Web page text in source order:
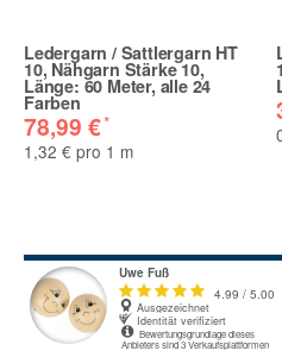
Ledergarn / Sattlergarn HT
10, Nähgarn Stärke 10,
Länge: 60 Meter, alle 24
Farben
78,99 €*
1,32 € pro 1 m